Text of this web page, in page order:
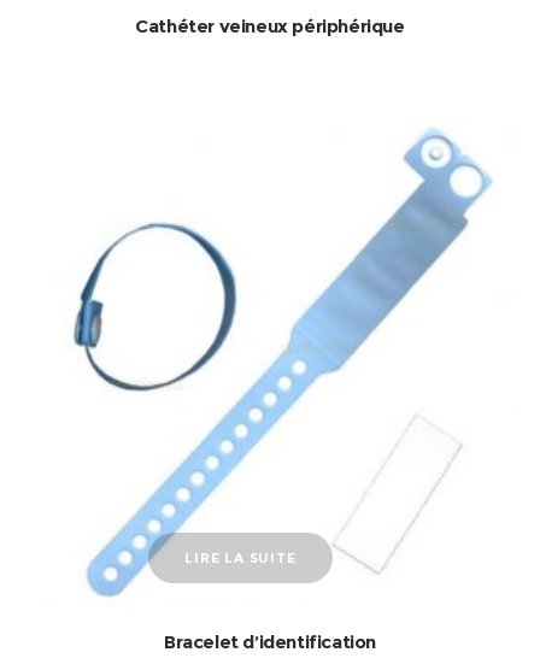
Cathéter veineux périphérique
LIRE LA SUITE
Bracelet d’identification